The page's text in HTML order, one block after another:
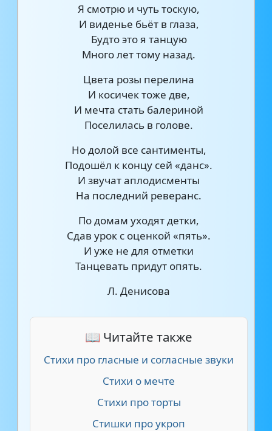
Я смотрю и чуть тоскую,
И виденье бьёт в глаза,
Будто это я танцую
Много лет тому назад.
Цвета розы перелина
И косичек тоже две,
И мечта стать балериной
Поселилась в голове.
Но долой все сантименты,
Подошёл к концу сей «данс».
И звучат аплодисменты
На последний реверанс.
По домам уходят детки,
Сдав урок с оценкой «пять».
И уже не для отметки
Танцевать придут опять.
Л. Денисова
📖 Читайте также
Стихи про гласные и согласные звуки
Стихи о мечте
Стихи про торты
Стишки про укроп